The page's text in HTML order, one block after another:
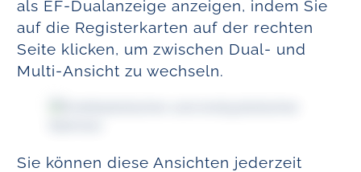
als EF-Dualanzeige anzeigen, indem Sie
auf die Registerkarten auf der rechten
Seite klicken, um zwischen Dual- und
Multi-Ansicht zu wechseln.
Sie können diese Ansichten jederzeit